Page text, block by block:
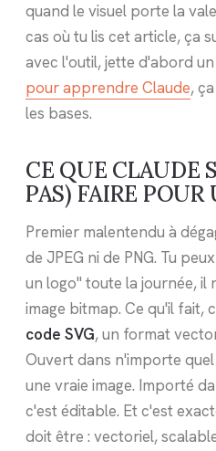
quand le visuel porte la
cas où tu lis cet article, ça
avec l'outil, jette d'abord
pour apprendre Claude,
les bases.
CE QUE CLAUDE
PAS) FAIRE
Premier malentendu à
de JPEG ni de PNG. Tu
un logo" toute la journée, il
image bitmap. Ce qu'il fait,
code SVG, un format
Ouvert dans n'importe
une vraie image. Importé
c'est éditable. Et c'est
doit être : vectoriel,